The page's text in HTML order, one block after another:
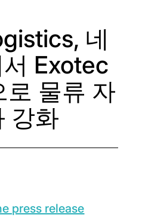
네
Exotec
물류 자
강화
press release